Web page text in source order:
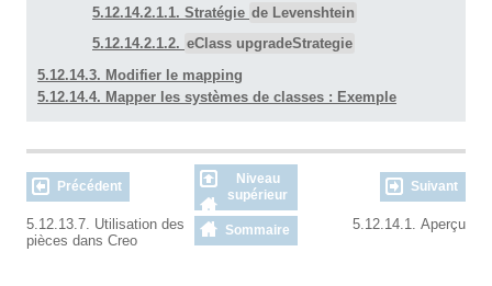
5.12.14.2.1.1. Stratégie de Levenshtein
5.12.14.2.1.2. eClass upgradeStrategie
5.12.14.3. Modifier le mapping
5.12.14.4. Mapper les systèmes de classes : Exemple
Précédent
Niveau
supérieur
Suivant
5.12.13.7. Utilisation des
pièces dans Creo
Sommaire 5.12.14.1. Aperçu